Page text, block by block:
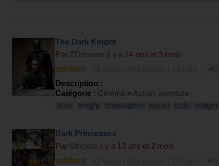
The Dark Knight
Par ZDreamer il y a 14 ans et 3 mois
Description :
Catégorie : Cinéma > Action, aventure
dark
knight christopher nolan bale ledger
Dark Princesses
Par Strickus il y a 13 ans et 2 mois